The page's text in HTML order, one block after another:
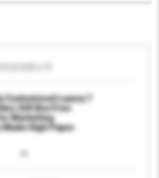
Customized Luxury 7
Gift Box Free
Marketing
Made High Paper